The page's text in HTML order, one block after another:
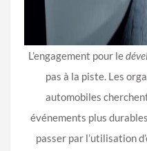
L’engagement pour le
pas à la piste. Les
automobiles
événements plus
passer par l’utilisation